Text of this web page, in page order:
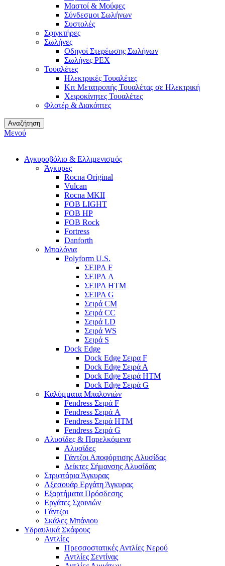
Μαστοί & Μούφες
Σύνδεσμοι Σωλήνων
Συστολές
Σφιγκτήρες
Σωλήνες
Οδηγοί Στερέωσης Σωλήνων
Σωλήνες PEX
Τουαλέτες
Ηλεκτρικές Τουαλέτες
Κιτ Μετατροπής Τουαλέτας σε Ηλεκτρική
Χειροκίνητες Τουαλέτες
Φλοτέρ & Διακόπτες
Αναζήτηση
Μενού
Αγκυροβόλιο & Ελλιμενισμός
Άγκυρες
Rocna Original
Vulcan
Rocna MKII
FOB LIGHT
FOB HP
FOB Rock
Fortress
Danforth
Μπαλόνια
Polyform U.S.
ΣΕΙΡΑ F
ΣΕΙΡΑ A
ΣΕΙΡΑ HTM
ΣΕΙΡΑ G
Σειρά CM
Σειρά CC
Σειρά LD
Σειρά WS
Σειρά S
Dock Edge
Dock Edge Σειρα F
Dock Edge Σειρά Α
Dock Edge Σειρά HTM
Dock Edge Σειρά G
Καλύμματα Μπαλονιών
Fendress Σειρά F
Fendress Σειρά A
Fendress Σειρά HTM
Fendress Σειρά G
Αλυσίδες & Παρελκόμενα
Αλυσίδες
Γάντζοι Αποφόρτισης Αλυσίδας
Δείκτες Σήμανσης Αλυσίδας
Στριφτάρια Άγκυρας
Αξεσουάρ Εργάτη Άγκυρας
Εξαρτήματα Πρόσδεσης
Εργάτες Σχοινιών
Γάντζοι
Σκάλες Μπάνιου
Υδραυλικά Σκάφους
Αντλίες
Πρεσσοστατικές Αντλίες Νερού
Αντλίες Σεντίνας